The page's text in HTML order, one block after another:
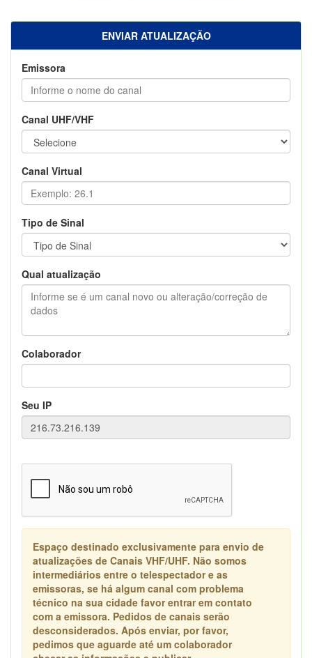
ENVIAR ATUALIZAÇÃO
Emissora
Canal UHF/VHF
Canal Virtual
Tipo de Sinal
Qual atualização
Colaborador
Seu IP
Espaço destinado exclusivamente para envio de
atualizações de Canais VHF/UHF. Não somos
intermediários entre o telespectador e as
emissoras, se há algum canal com problema
técnico na sua cidade favor entrar em contato
com a emissora. Pedidos de canais serão
desconsiderados. Após enviar, por favor,
pedimos que aguarde até um colaborador